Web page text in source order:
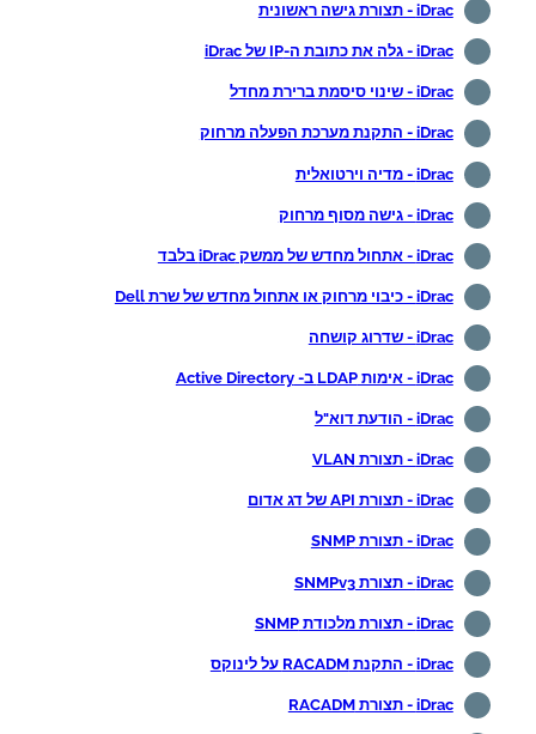
iDrac - תצורת גישה ראשונית
iDrac - גלה את כתובת ה-IP של iDrac
iDrac - שינוי סיסמת ברירת מחדל
iDrac - התקנת מערכת הפעלה מרחוק
iDrac - מדיה וירטואלית
iDrac - גישה מסוף מרחוק
iDrac - אתחול מחדש של ממשק iDrac בלבד
iDrac - כיבוי מרחוק או אתחול מחדש של שרת Dell
iDrac - שדרוג קושחה
iDrac - אימות LDAP ב- Active Directory
iDrac - הודעת דוא"ל
iDrac - תצורת VLAN
iDrac - תצורת API של דג אדום
iDrac - תצורת SNMP
iDrac - תצורת SNMPv3
iDrac - תצורת מלכודת SNMP
iDrac - התקנת RACADM על לינוקס
iDrac - תצורת RACADM